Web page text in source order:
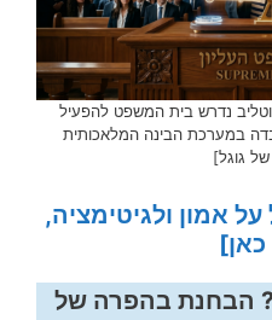
נדרש בית המשפט להפעיל
במערכת הבינה המלאכותית
אמון ולגיטימציה,
כאן]
הבחנת בהפרה של